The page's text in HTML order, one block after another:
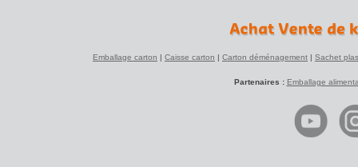
Emballage carton | Caisse carton | Carton déménagement | Sachet
Partenaires : Emballage